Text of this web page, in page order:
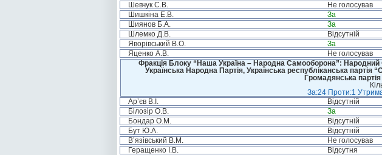
Шевчук С.В.
Не голосував
Шишкіна Е.В.
За
Шиянов Б.А.
За
Шлемко Д.В.
Відсутній
Яворівський В.О.
За
Яценко А.В.
Не голосував
Фракція Блоку “Наша Україна – Народна Самооборона”: Народний
Українська Народна Партія, Українська республіканська
Громадянська
За:24 Проти:1
Ар’єв В.І.
Відсутній
Білозір О.В.
За
Бондар О.М.
Відсутній
Бут Ю.А.
Відсутній
В’язівський В.М.
Не голосував
Геращенко І.В.
Відсутня